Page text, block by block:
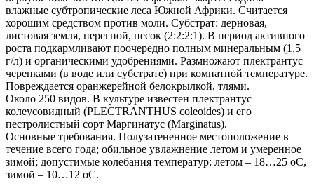
влажные субтропические леса Южной Африки. Считается
хорошим средством против моли. Субстрат: дерновая,
листовая земля, перегной, песок (2:2:2:1). В период активного
роста подкармливают поочередно полным минеральным (1,5
г/л) и органическими удобрениями. Размножают плектрантус
черенками (в воде или субстрате) при комнатной температуре.
Повреждается оранжерейной белокрылкой, тлями.
Около 250 видов. В культуре известен плектрантус
колеусовидный (PLECTRANTHUS coleoides) и его
пестролистный сорт Маргинатус (Marginatus).
Основные требования. Полузатененное местоположение в
течение всего года; обильное увлажнение летом и умеренное
зимой; допустимые колебания температур: летом – 18…25 оС,
зимой – 10…12 оС.